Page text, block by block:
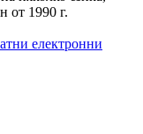
от 1990 г.
електронни